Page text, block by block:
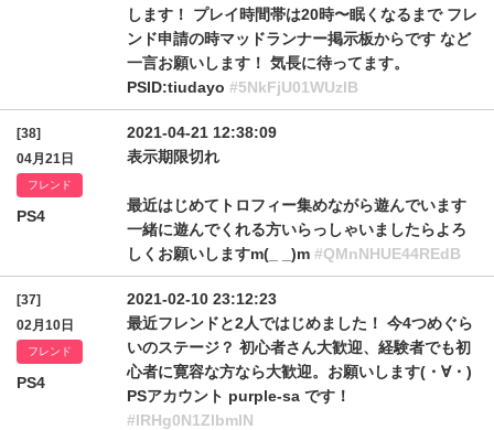
します！ プレイ時間帯は20時〜眠くなるまで フレ
ンド申請の時マッドランナー掲示板からです など
一言お願いします！ 気長に待ってます。
PSID:tiudayo #5NkFjU01WUzlB
[38]
04月21日
フレンド
PS4
2021-04-21 12:38:09
表示期限切れ
最近はじめてトロフィー集めながら遊んでいます
一緒に遊んでくれる方いらっしゃいましたらよろ
しくお願いしますm(_ _)m #QMnNHUE44REdB
[37]
02月10日
フレンド
PS4
2021-02-10 23:12:23
最近フレンドと2人ではじめました！ 今4つめぐら
いのステージ？ 初心者さん大歓迎、経験者でも初
心者に寛容な方なら大歓迎。お願いします(・∀・)
PSアカウント purple-sa です！
#lRHg0N1ZlbmlN